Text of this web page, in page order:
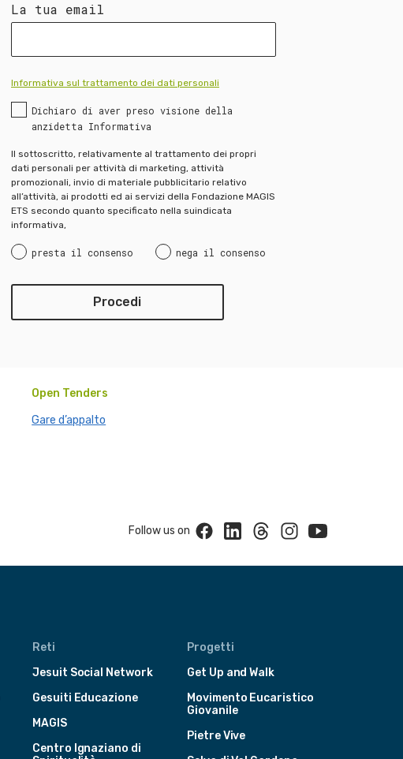
La tua email
Informativa sul trattamento dei dati personali
Dichiaro di aver preso visione della
anzidetta Informativa
Il sottoscritto, relativamente al trattamento dei propri
dati personali per attività di marketing, attività
promozionali, invio di materiale pubblicitario relativo
all’attività, ai prodotti ed ai servizi della Fondazione MAGIS
ETS secondo quanto specificato nella suindicata
informativa,
presta il consenso nega il consenso
Open Tenders
Gare d’appalto
Follow us on FacebookLinkedinThreadsInstagramYoutube
Reti
Jesuit Social Network
Gesuiti Educazione
MAGIS
Centro Ignaziano di
Progetti
Get Up and Walk
Movimento Eucaristico
Giovanile
Pietre Vive